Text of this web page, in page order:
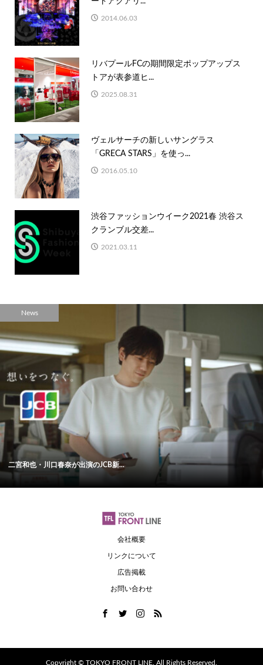
2014.06.03
リバプールFCの期間限定ポップアップス
トアが表参道ヒ...
2025.08.31
ヴェルサーチの新しいサングラス
「GRECA STARS」を使っ...
2016.05.10
渋谷ファッションウイーク2021春 渋谷ス
クランブル交差...
2021.03.11
News
二宮和也・川口春奈が出演のJCB新...
会社概要
リンクについて
広告掲載
お問い合わせ
Copyright © TOKYO FRONT LINE. All Rights Reserved.